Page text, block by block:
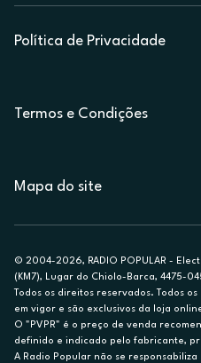
Política de Privacidade
Termos e Condições
Mapa do site
© 2004-2026, RADIO POPULAR -
(KM7), Lugar do Chiolo-Barca, 4475-
Todos os direitos reservados. Todos
em vigor e são exclusivos da loja
O "PVPR" é o preço de venda
definido e indicado pelo fabricante,
A Radio Popular não se